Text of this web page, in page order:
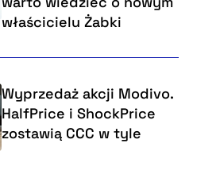
właścicielu Żabki
Wyprzedaż akcji Modivo.
HalfPrice i ShockPrice
zostawią CCC w tyle